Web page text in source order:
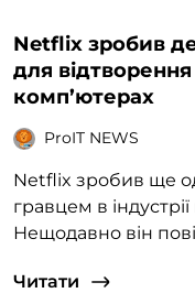
Netflix зробив
для відтворення
комп’ютерах
ProIT NEWS
Netflix зробив ще
гравцем в
Нещодавно він
Читати